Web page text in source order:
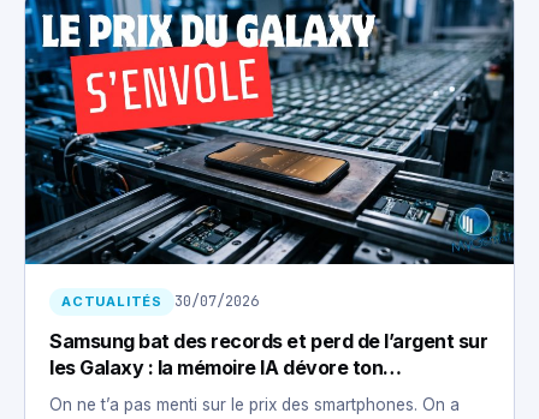
ACTUALITÉS 30/07/2026
Samsung bat des records et perd de l’argent sur
les Galaxy : la mémoire IA dévore ton
smartphone
On ne t’a pas menti sur le prix des smartphones. On a